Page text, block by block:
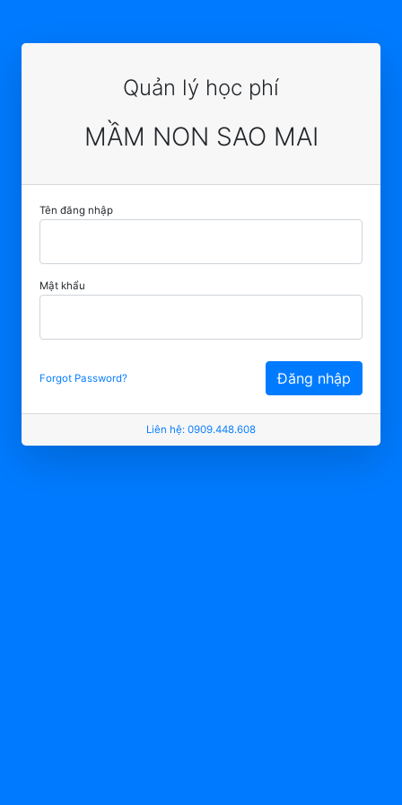
Quản lý học phí
MẦM NON SAO MAI
Tên đăng nhập
Mật khẩu
Forgot Password? Đăng nhập
Liên hệ: 0909.448.608